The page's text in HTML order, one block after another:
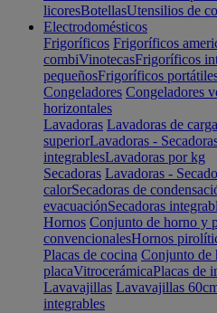
licoresBotellasUtensilios de
Electrodomésticos
Frigoríficos Frigoríficos
combiVinotecasFrigoríficos
pequeñosFrigoríficos
Congeladores Congeladores
horizontales
Lavadoras Lavadoras de
superiorLavadoras -
integrablesLavadoras por kg
Secadoras Lavadoras -
calorSecadoras de
evacuaciónSecadoras
Hornos Conjunto de horno y
convencionalesHornos
Placas de cocina Conjunto de
placaVitrocerámicaPlacas de
Lavavajillas Lavavajillas
integrables